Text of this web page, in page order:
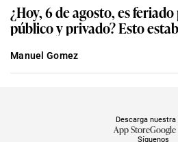
¿Hoy, 6 de agosto, es
público y privado? Esto
Manuel Gomez
Síguenos
Descarga nuestra
App StoreGoogle